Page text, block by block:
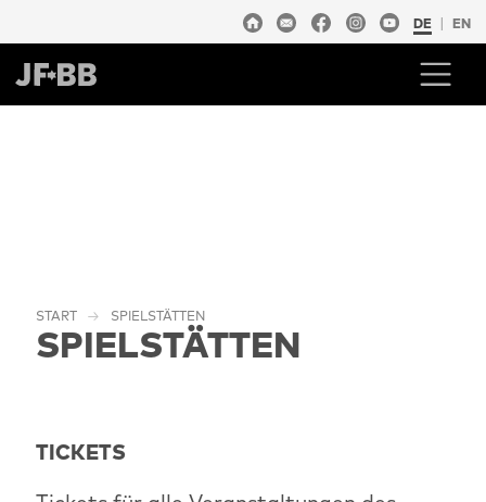
DE EN
START SPIELSTÄTTEN
SPIELSTÄTTEN
TICKETS